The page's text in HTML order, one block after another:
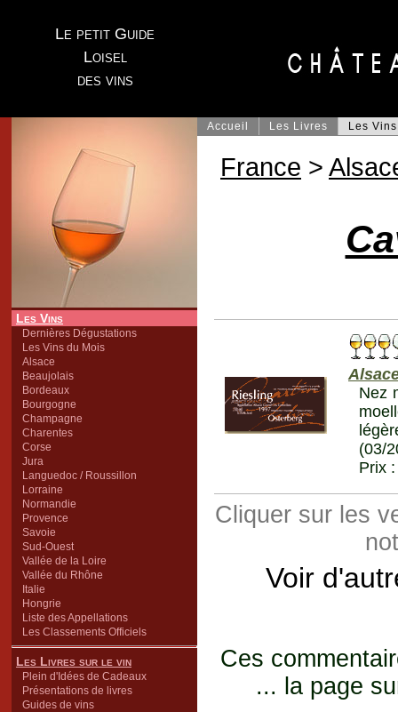
Le petit Guide
Loisel
des vins
Les Vins
Dernières Dégustations
Les Vins du Mois
Alsace
Beaujolais
Bordeaux
Bourgogne
Champagne
Charentes
Corse
Jura
Languedoc / Roussillon
Lorraine
Normandie
Provence
Savoie
Sud-Ouest
Vallée de la Loire
Vallée du Rhône
Italie
Hongrie
Liste des Appellations
Les Classements Officiels
Les Livres sur le vin
Plein d'Idées de Cadeaux
Présentations de livres
Guides de vins
Accueil Les Livres Les Vins
France >
Nez
(03/
Prix
Cliquer sur les
Voir
Ces
... la page